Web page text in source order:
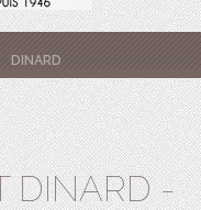
DINARD
DINARD -